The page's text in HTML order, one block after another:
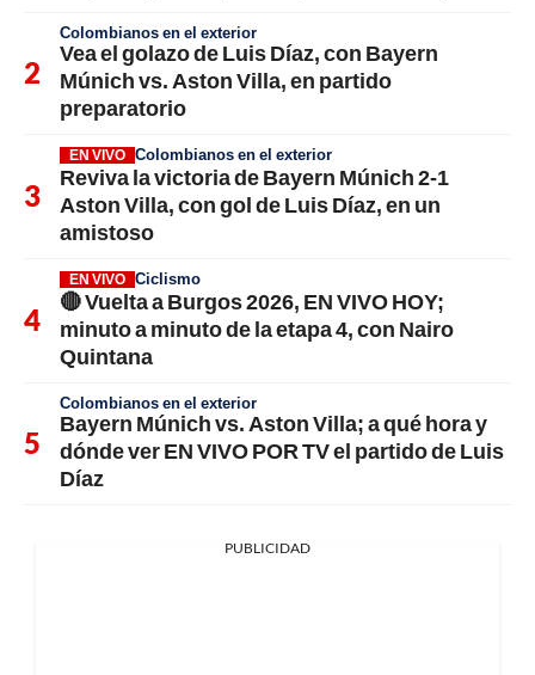
Colombianos en el exterior
Vea el golazo de Luis Díaz, con Bayern
Múnich vs. Aston Villa, en partido
preparatorio
EN VIVO Colombianos en el exterior
Reviva la victoria de Bayern Múnich 2-1
Aston Villa, con gol de Luis Díaz, en un
amistoso
EN VIVO Ciclismo
🔴 Vuelta a Burgos 2026, EN VIVO HOY;
minuto a minuto de la etapa 4, con Nairo
Quintana
Colombianos en el exterior
Bayern Múnich vs. Aston Villa; a qué hora y
dónde ver EN VIVO POR TV el partido de Luis
Díaz
PUBLICIDAD